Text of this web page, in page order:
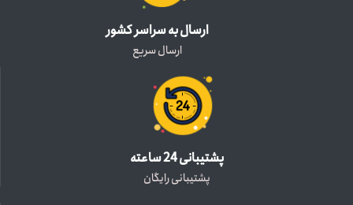
ارسال به سراسر کشور
ارسال سریع
پشتیبانی 24 ساعته
پشتیبانی رایگان